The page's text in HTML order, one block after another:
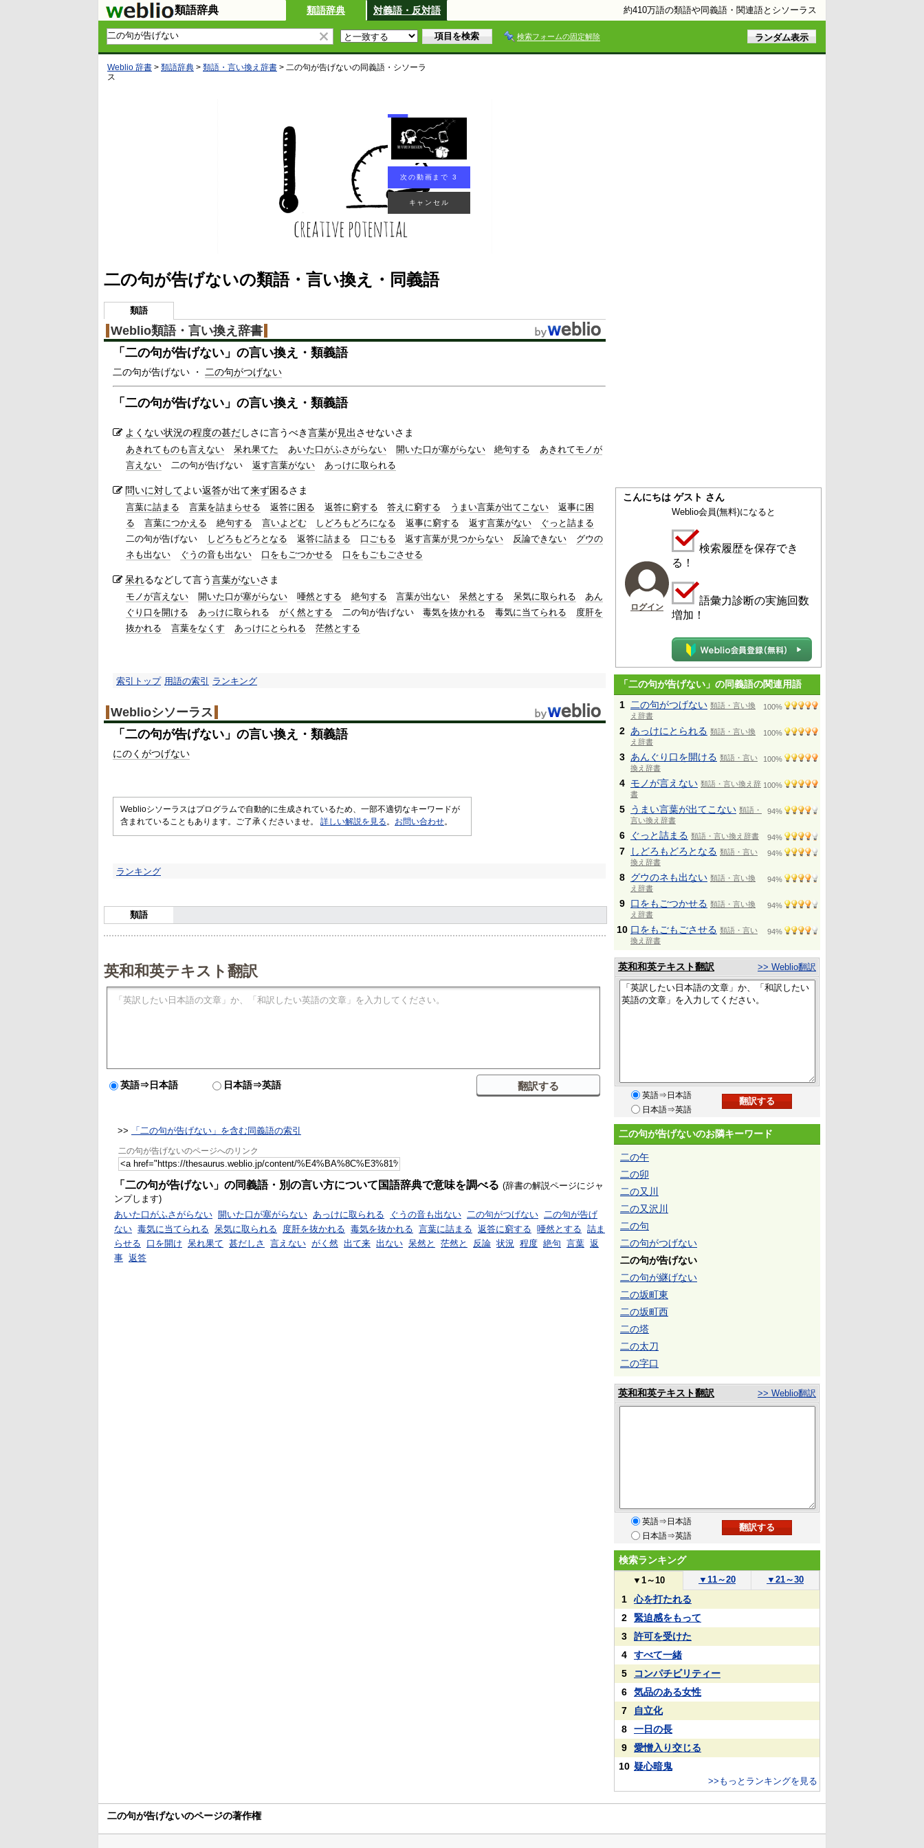
類語辞典 類語辞典 対義語・反対語 約410万語の類語や同義語・関連語とシソーラス
検索フォームの固定解除
Weblio 辞書 > 類語辞典 > 類語・言い換え辞書 > 二の句が告げないの同義語・シソーラ
ス
次の動画まで 3
キャンセル
二の句が告げないの類語・言い換え・同義語
類語
Weblio類語・言い換え辞書
「 二の句が告げない 」の言い換え・類義語
二の句が告げない ・ 二の句がつげない
「 二の句が告げない 」の言い換え・類義語
よくない状況の程度の甚だしさに言うべき言葉が見出させないさま
あきれてものも言えない 呆れ果てた あいた口がふさがらない 開いた口が塞がらない 絶句する
あきれてモノが
言えない
二の句が告げない 返す言葉がない あっけに取られる
問いに対してよい返答が出て来ず困るさま
言葉に詰まる 言葉を詰まらせる 返答に困る 返答に窮する 答えに窮する うまい言葉が出てこない
返事に困
る
言葉につかえる 絶句する 言いよどむ しどろもどろになる 返事に窮する 返す言葉がない
ぐっと詰まる
二の句が告げない
しどろもどろとなる 返答に詰まる 口ごもる 返す言葉が見つからない 反論できない
グウの
ネも出ない
ぐうの音も出ない 口をもごつかせる 口をもごもごさせる
呆れるなどして言う言葉がないさま
モノが言えない 開いた口が塞がらない 唖然とする 絶句する 言葉が出ない 呆然とする 呆気に取られる
あん
ぐり口を開ける
あっけに取られる がく然とする 二の句が告げない 毒気を抜かれる 毒気に当てられる
度肝を
抜かれる
言葉をなくす あっけにとられる 茫然とする
索引トップ 用語の索引 ランキング
Weblioシソーラス
「 二の句が告げない 」の言い換え・類義語
にのくがつげない
Weblioシソーラスはプログラムで自動的に生成されているため、一部不適切なキーワードが
含まれていることもあります。ご了承くださいませ。 詳しい解説を見る 。 お問い合わせ。
ランキング
類語
英和和英テキスト翻訳
英語⇒日本語 日本語⇒英語
>> 「二の句が告げない」を含む同義語の索引
二の句が告げないのページへのリンク
「二の句が告げない」の同義語・別の言い方について国語辞典で意味を調べる (辞書の解説ページにジャ
ンプします)
あいた口がふさがらない 開いた口が塞がらない あっけに取られる ぐうの音も出ない 二の句がつげない 二の句が告げ
ない 毒気に当てられる 呆気に取られる 度肝を抜かれる 毒気を抜かれる 言葉に詰まる 返答に窮する 唖然とする 詰ま
らせる
口を開け 呆れ果て 甚だしさ 言えない がく然 出て来 出ない 呆然と 茫然と 反論 状況 程度 絶句 言葉 返
事 返答
こんにちは ゲスト さん
ログイン
Weblio会員(無料)になると
検索履歴を保存でき
る！
語彙力診断の実施回数
増加！
「二の句が告げない」の同義語の関連用語
1
二の句がつげない 類語・言い換
え辞書
100%
2 あっけにとられる 類語・言い換
え辞書
100%
3 あんぐり口を開ける 類語・言い
換え辞書
100%
4 モノが言えない 類語・言い換え辞
書
100%
5 うまい言葉が出てこない 類語・
言い換え辞書
94%
6 ぐっと詰まる 類語・言い換え辞書 94%
7 しどろもどろとなる 類語・言い
換え辞書
94%
8 グウのネも出ない 類語・言い換
え辞書
94%
9 口をもごつかせる 類語・言い換
え辞書
94%
10 口をもごもごさせる 類語・言い
換え辞書
94%
英和和英テキスト翻訳 >> Weblio翻訳
英語⇒日本語
日本語⇒英語
二の句が告げないのお隣キーワード
二の午
二の卯
二の又川
二の又沢川
二の句
二の句がつげない
二の句が告げない
二の句が継げない
二の坂町東
二の坂町西
二の塔
二の太刀
二の字口
英和和英テキスト翻訳 >> Weblio翻訳
英語⇒日本語
日本語⇒英語
検索ランキング
▼ 1～10 ▼ 11～20 ▼ 21～30
1
心を打たれる
2
緊迫感をもって
3
許可を受けた
4
すべて一緒
5
コンパチビリティー
6
気品のある女性
7
自立化
8
一日の長
9
愛憎入り交じる
10 疑心暗鬼
>>もっとランキングを見る
二の句が告げないのページの著作権